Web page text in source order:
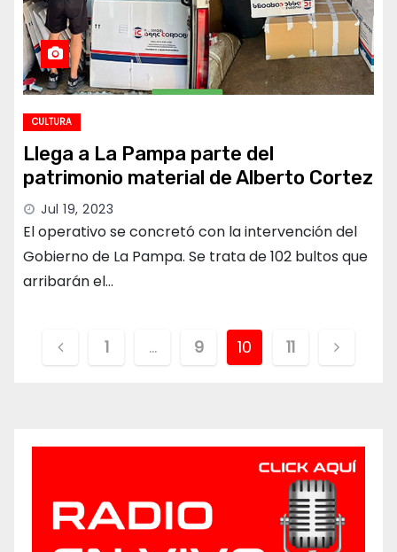
CULTURA
Llega a La Pampa parte del
patrimonio material de Alberto Cortez
Jul 19, 2023
El operativo se concretó con la intervención del
Gobierno de La Pampa. Se trata de 102 bultos que
arribarán el…
Paginación
1 … 9 10 11